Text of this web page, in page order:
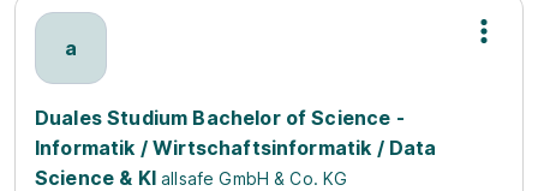
a
Duales Studium Bachelor of Science -
Informatik / Wirtschaftsinformatik / Data
Science & KI allsafe GmbH & Co. KG